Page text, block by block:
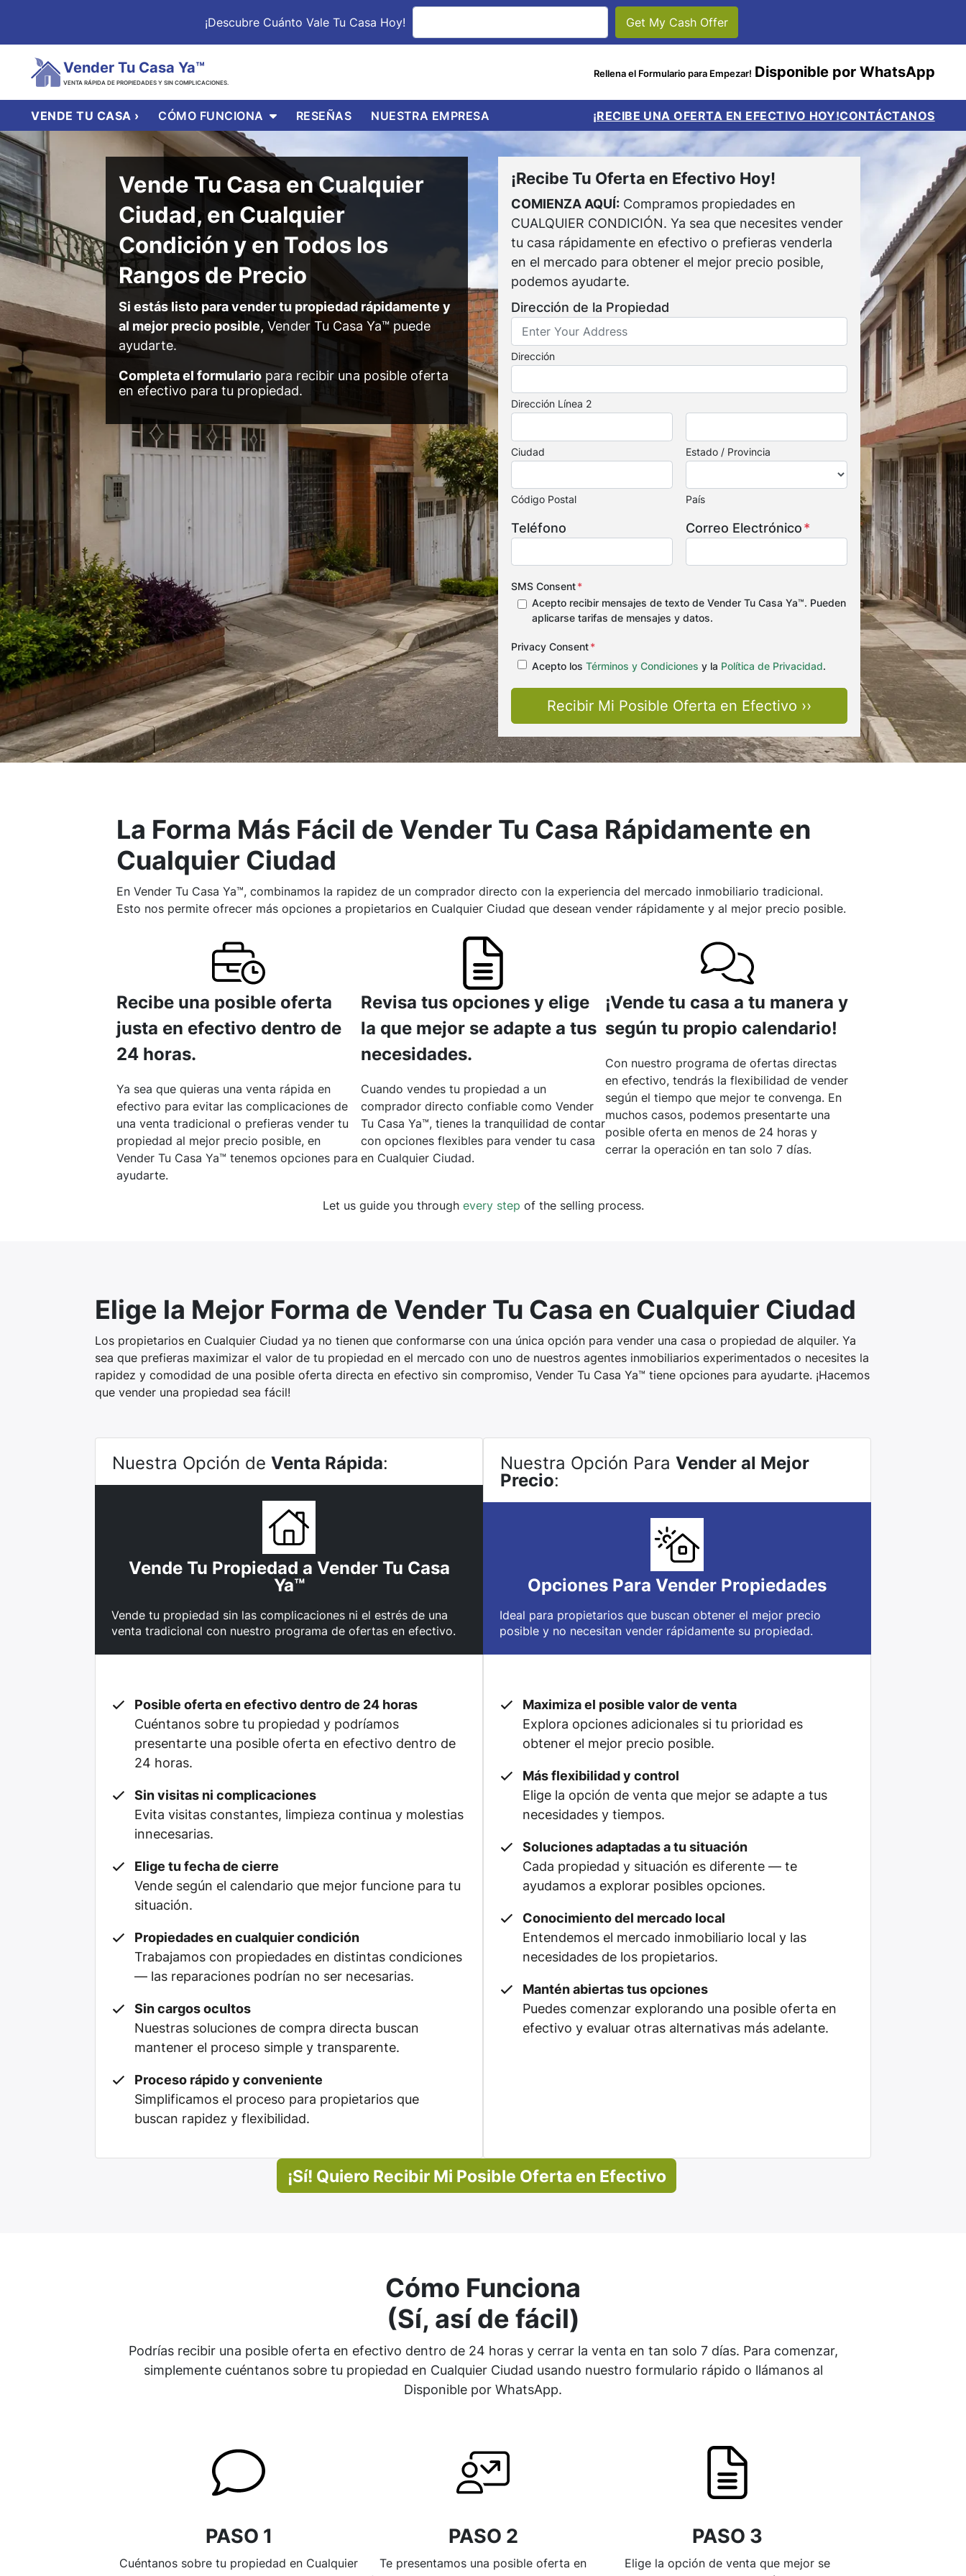
¡Descubre Cuánto Vale Tu Casa Hoy!
Vender Tu Casa Ya™
VENTA RÁPIDA DE PROPIEDADES Y SIN COMPLICACIONES.
Rellena el Formulario para Empezar! Disponible por WhatsApp
VENDE TU CASA › CÓMO FUNCIONA OPEN SUBMENU
RESEÑAS NUESTRA EMPRESA ¡RECIBE UNA OFERTA EN EFECTIVO HOY!CONTÁCTANOS
Vende Tu Casa en Cualquier
Ciudad, en Cualquier
Condición y en Todos los
Rangos de Precio
Si estás listo para vender tu propiedad rápidamente y
al mejor precio posible, Vender Tu Casa Ya™ puede
ayudarte.
Completa el formulario para recibir una posible oferta
en efectivo para tu propiedad.
¡Recibe Tu Oferta en Efectivo Hoy!
COMIENZA AQUÍ: Compramos propiedades en
CUALQUIER CONDICIÓN. Ya sea que necesites vender
tu casa rápidamente en efectivo o prefieras venderla
en el mercado para obtener el mejor precio posible,
podemos ayudarte.
Dirección de la Propiedad
Dirección
Dirección Línea 2
Ciudad Estado / Provincia
Código Postal País
Teléfono Correo Electrónico*
SMS Consent*
Acepto recibir mensajes de texto de Vender Tu Casa Ya™. Pueden
aplicarse tarifas de mensajes y datos.
Privacy Consent*
Acepto los Términos y Condiciones y la Política de Privacidad.
La Forma Más Fácil de Vender Tu Casa Rápidamente en
Cualquier Ciudad
En Vender Tu Casa Ya™, combinamos la rapidez de un comprador directo con la experiencia del mercado inmobiliario tradicional.
Esto nos permite ofrecer más opciones a propietarios en Cualquier Ciudad que desean vender rápidamente y al mejor precio posible.
Recibe una posible oferta
justa en efectivo dentro de
24 horas.
Ya sea que quieras una venta rápida en
efectivo para evitar las complicaciones de
una venta tradicional o prefieras vender tu
propiedad al mejor precio posible, en
Vender Tu Casa Ya™ tenemos opciones para
ayudarte.
Revisa tus opciones y elige
la que mejor se adapte a tus
necesidades.
Cuando vendes tu propiedad a un
comprador directo confiable como Vender
Tu Casa Ya™, tienes la tranquilidad de contar
con opciones flexibles para vender tu casa
en Cualquier Ciudad.
¡Vende tu casa a tu manera y
según tu propio calendario!
Con nuestro programa de ofertas directas
en efectivo, tendrás la flexibilidad de vender
según el tiempo que mejor te convenga. En
muchos casos, podemos presentarte una
posible oferta en menos de 24 horas y
cerrar la operación en tan solo 7 días.
Let us guide you through every step of the selling process.
Elige la Mejor Forma de Vender Tu Casa en Cualquier Ciudad
Los propietarios en Cualquier Ciudad ya no tienen que conformarse con una única opción para vender una casa o propiedad de alquiler. Ya
sea que prefieras maximizar el valor de tu propiedad en el mercado con uno de nuestros agentes inmobiliarios experimentados o necesites la
rapidez y comodidad de una posible oferta directa en efectivo sin compromiso, Vender Tu Casa Ya™ tiene opciones para ayudarte. ¡Hacemos
que vender una propiedad sea fácil!
Nuestra Opción de Venta Rápida:
Vende Tu Propiedad a Vender Tu Casa
Ya™
Vende tu propiedad sin las complicaciones ni el estrés de una
venta tradicional con nuestro programa de ofertas en efectivo.
Posible oferta en efectivo dentro de 24 horas
Cuéntanos sobre tu propiedad y podríamos
presentarte una posible oferta en efectivo dentro de
24 horas.
Sin visitas ni complicaciones
Evita visitas constantes, limpieza continua y molestias
innecesarias.
Elige tu fecha de cierre
Vende según el calendario que mejor funcione para tu
situación.
Propiedades en cualquier condición
Trabajamos con propiedades en distintas condiciones
— las reparaciones podrían no ser necesarias.
Sin cargos ocultos
Nuestras soluciones de compra directa buscan
mantener el proceso simple y transparente.
Proceso rápido y conveniente
Simplificamos el proceso para propietarios que
buscan rapidez y flexibilidad.
Nuestra Opción Para Vender al Mejor
Precio:
Opciones Para Vender Propiedades
Ideal para propietarios que buscan obtener el mejor precio
posible y no necesitan vender rápidamente su propiedad.
Maximiza el posible valor de venta
Explora opciones adicionales si tu prioridad es
obtener el mejor precio posible.
Más flexibilidad y control
Elige la opción de venta que mejor se adapte a tus
necesidades y tiempos.
Soluciones adaptadas a tu situación
Cada propiedad y situación es diferente — te
ayudamos a explorar posibles opciones.
Conocimiento del mercado local
Entendemos el mercado inmobiliario local y las
necesidades de los propietarios.
Mantén abiertas tus opciones
Puedes comenzar explorando una posible oferta en
efectivo y evaluar otras alternativas más adelante.
¡Sí! Quiero Recibir Mi Posible Oferta en Efectivo
Cómo Funciona
(Sí, así de fácil)
Podrías recibir una posible oferta en efectivo dentro de 24 horas y cerrar la venta en tan solo 7 días. Para comenzar,
simplemente cuéntanos sobre tu propiedad en Cualquier Ciudad usando nuestro formulario rápido o llámanos al
Disponible por WhatsApp.
PASO 1
Cuéntanos sobre tu propiedad en Cualquier
PASO 2
Te presentamos una posible oferta en
PASO 3
Elige la opción de venta que mejor se